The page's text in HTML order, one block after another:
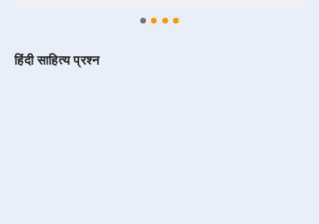
हिंदी साहित्य प्रश्न